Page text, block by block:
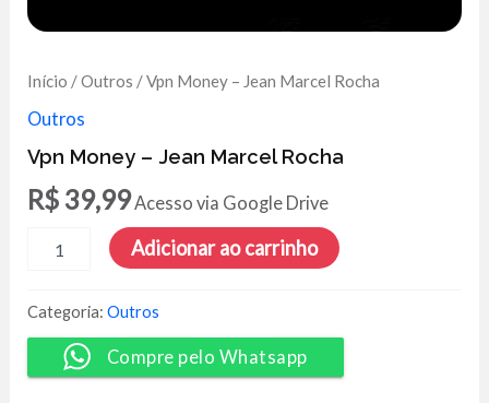
Início /Outros / Vpn Money – Jean Marcel Rocha
Outros
Vpn Money – Jean Marcel Rocha
R$ 39,99Acesso via Google Drive
Money
Jean
Marcel
Rocha
quantidade
Adicionar ao carrinho
Categoria:Outros
Compre pelo Whatsapp